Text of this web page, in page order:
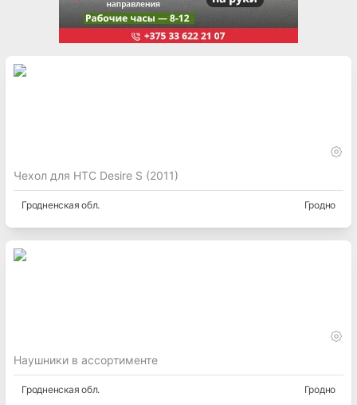
Чехол для HTC Desire S (2011)
Гродненская обл. Гродно
Наушники в ассортименте
Гродненская обл. Гродно